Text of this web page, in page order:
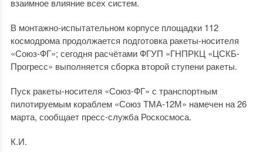
взаимное влияние всех систем.
В монтажно-испытательном корпусе площадки 112
космодрома продолжается подготовка ракеты-носителя
«Союз-ФГ»; сегодня расчётами ФГУП «ГНПРКЦ «ЦСКБ-
Прогресс» выполняется сборка второй ступени ракеты.
Пуск ракеты-носителя «Союз-ФГ» с транспортным
пилотируемым кораблем «Союз ТМА-12М» намечен на 26
марта, сообщает пресс-служба Роскосмоса.
К.И.